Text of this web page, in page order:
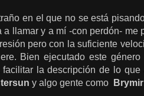
en el que no se está
llamar y a mí -con perdón- me
pero con la suficiente
Bien ejecutado este
la descripción de lo que
y algo gente como Brymir